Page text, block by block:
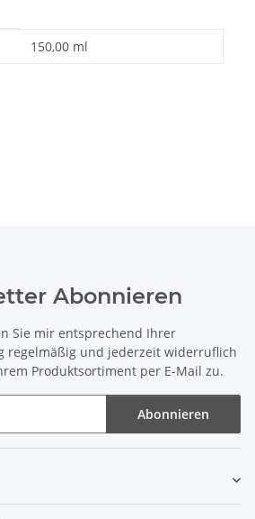
150,00 ml
Abonnieren
Sie mir entsprechend Ihrer
regelmäßig und jederzeit widerruflich
Produktsortiment per E-Mail zu.
Abonnieren